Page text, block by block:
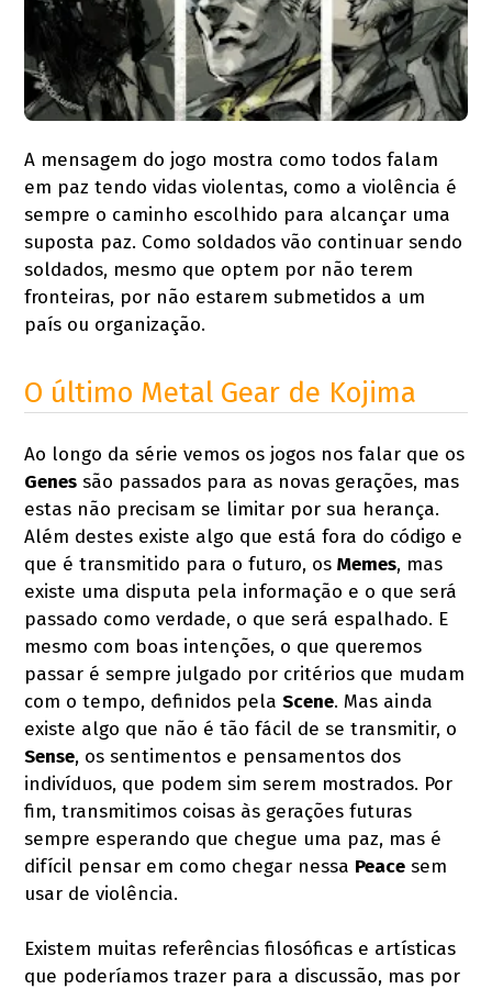
A mensagem do jogo mostra como todos falam
em paz tendo vidas violentas, como a violência é
sempre o caminho escolhido para alcançar uma
suposta paz. Como soldados vão continuar sendo
soldados, mesmo que optem por não terem
fronteiras, por não estarem submetidos a um
país ou organização.
O último Metal Gear de Kojima
Ao longo da série vemos os jogos nos falar que os
Genes são passados para as novas gerações, mas
estas não precisam se limitar por sua herança.
Além destes existe algo que está fora do código e
que é transmitido para o futuro, osMemes, mas
existe uma disputa pela informação e o que será
passado como verdade, o que será espalhado. E
mesmo com boas intenções, o que queremos
passar é sempre julgado por critérios que mudam
com o tempo, definidos pelaScene. Mas ainda
existe algo que não é tão fácil de se transmitir, o
Sense, os sentimentos e pensamentos dos
indivíduos, que podem sim serem mostrados. Por
fim, transmitimos coisas às gerações futuras
sempre esperando que chegue uma paz, mas é
difícil pensar em como chegar nessa Peace sem
usar de violência.
Existem muitas referências filosóficas e artísticas
que poderíamos trazer para a discussão, mas por